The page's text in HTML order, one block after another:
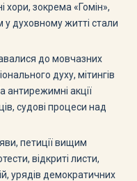
зокрема «Гомін»,
духовному житті стали
до мовчазних
духу, мітингів
антирежимні акції
судові процеси над
петиції вищим
відкриті листи,
урядів демократичних